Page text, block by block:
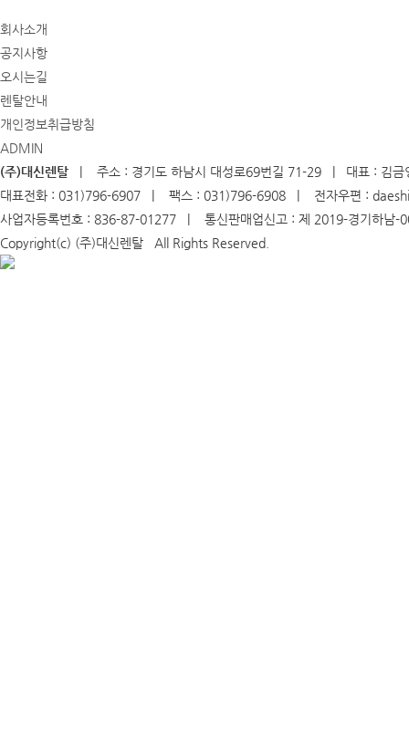
회사소개
공지사항
오시는길
렌탈안내
개인정보취급방침
ADMIN
(주)대신렌탈 | 주소 : 경기도 하남시 대성로69번길 71-29 | 대표 : 김금
대표전화 : 031)796-6907 | 팩스 : 031)796-6908 | 전자우편 :
사업자등록번호 : 836-87-01277 | 통신판매업신고 : 제 2019-경기하남
Copyright(c) (주)대신렌탈 All Rights Reserved.